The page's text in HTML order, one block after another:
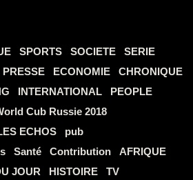
SPORTS SOCIETE
SERIE
PRESSE ECONOMIE
CHRONIQUE
INTERNATIONAL
PEOPLE
Cub Russie 2018
ECHOS
pub
Santé Contribution
AFRIQUE
JOUR HISTOIRE TV